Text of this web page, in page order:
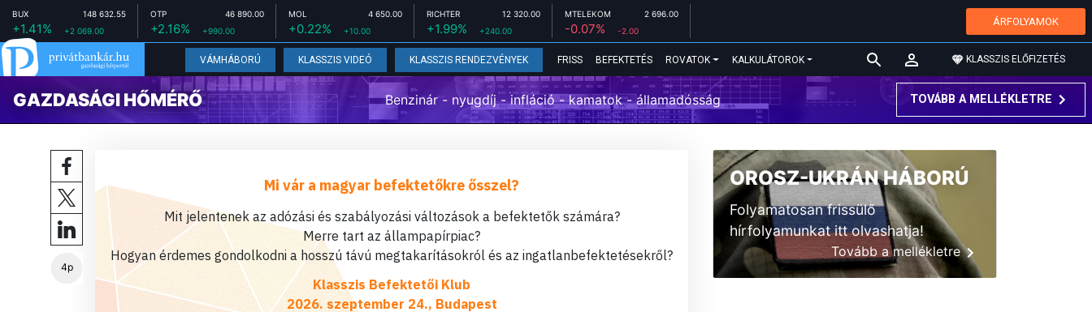
BUX 148 632.55
+1.41% +2 069.00
OTP 46 890.00
+2.16% +990.00
MOL 4 650.00
+0.22% +10.00
RICHTER 12 320.00
+1.99% +240.00
MTELEKOM 2 696.00
-0.07% -2.00
ÁRFOLYAMOK
VÁMHÁBORÚ KLASSZIS VIDEÓ KLASSZIS RENDEZVÉNYEK FRISS BEFEKTETÉS ROVATOK KALKULÁTOROK KLASSZIS ELŐFIZETÉS
GAZDASÁGI HŐMÉRŐ Benzinár - nyugdíj - infláció - kamatok - államadósság TOVÁBB A MELLÉKLETRE
4p
Mi vár a magyar befektetőkre ősszel?
Mit jelentenek az adózási és szabályozási változások a befektetők számára?
Merre tart az állampapírpiac?
Hogyan érdemes gondolkodni a hosszú távú megtakarításokról és az ingatlanbefektetésekről?
Klasszis Befektetői Klub
2026. szeptember 24., Budapest
OROSZ-UKRÁN HÁBORÚ
Folyamatosan frissülő
hírfolyamunkat itt olvashatja!
Tovább a mellékletre